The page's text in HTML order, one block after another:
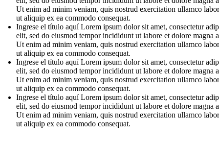
Ut enim ad minim veniam, quis nostrud exercitation ullamco
ut aliquip ex ea commodo consequat.
Ingrese el título aquí Lorem ipsum dolor sit amet, consectetur
elit, sed do eiusmod tempor incididunt ut labore et dolore magna
Ut enim ad minim veniam, quis nostrud exercitation ullamco
ut aliquip ex ea commodo consequat.
Ingrese el título aquí Lorem ipsum dolor sit amet, consectetur
elit, sed do eiusmod tempor incididunt ut labore et dolore magna
Ut enim ad minim veniam, quis nostrud exercitation ullamco
ut aliquip ex ea commodo consequat.
Ingrese el título aquí Lorem ipsum dolor sit amet, consectetur
elit, sed do eiusmod tempor incididunt ut labore et dolore magna
Ut enim ad minim veniam, quis nostrud exercitation ullamco
ut aliquip ex ea commodo consequat.